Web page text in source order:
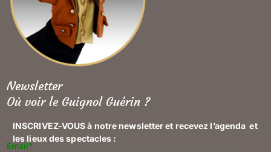
Newsletter
Où voir le Guignol Guérin ?
INSCRIVEZ-VOUS à notre newsletter et recevez l’agenda et
les lieux des spectacles :
Email*